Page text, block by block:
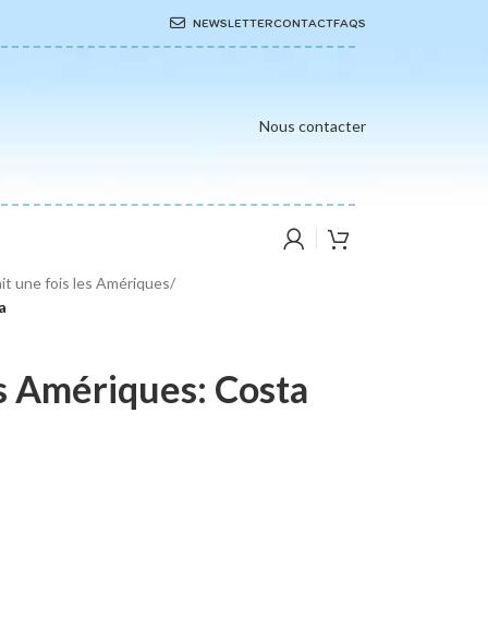
NEWSLETTERCONTACTFAQS
Nous contacter
une fois les Amériques/
Amériques: Costa